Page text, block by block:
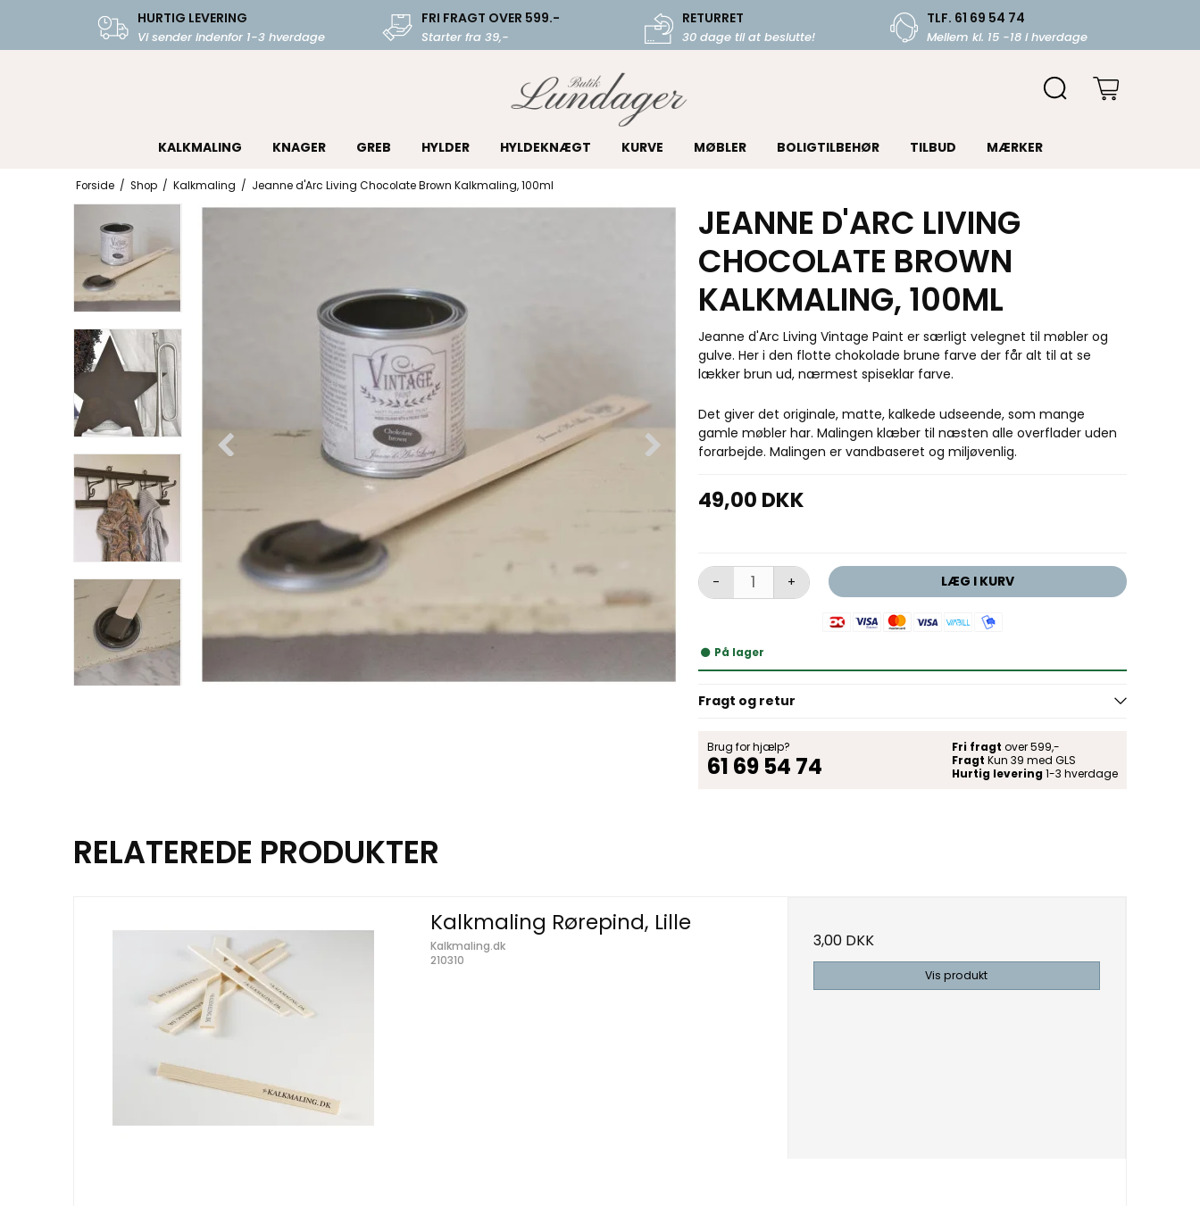
HURTIG LEVERING
Vi sender indenfor 1-3 hverdage
FRI FRAGT OVER 599.-
Starter fra 39,-
RETURRET
30 dage til at beslutte!
TLF. 61 69 54 74
Mellem kl. 15 -18 i hverdage
KALKMALING KNAGER GREB HYLDER HYLDEKNÆGT KURVE MØBLER BOLIGTILBEHØR TILBUD MÆRKER
Forside / Shop / Kalkmaling / Jeanne d'Arc Living Chocolate Brown Kalkmaling, 100ml
JEANNE D'ARC LIVING
CHOCOLATE BROWN
KALKMALING, 100ML
Jeanne d'Arc Living Vintage Paint er særligt velegnet til møbler og
gulve. Her i den flotte chokolade brune farve der får alt til at se
lækker brun ud, nærmest spiseklar farve.
Det giver det originale, matte, kalkede udseende, som mange
gamle møbler har. Malingen klæber til næsten alle overflader uden
forarbejde. Malingen er vandbaseret og miljøvenlig.
49,00 DKK
- + LÆG I KURV
På lager
Fragt og retur
Brug for hjælp?
61 69 54 74
Fri fragt over 599,-
Fragt Kun 39 med GLS
Hurtig levering 1-3 hverdage
RELATEREDE PRODUKTER
Kalkmaling Rørepind, Lille
Kalkmaling.dk
210310
3,00 DKK
Vis produkt